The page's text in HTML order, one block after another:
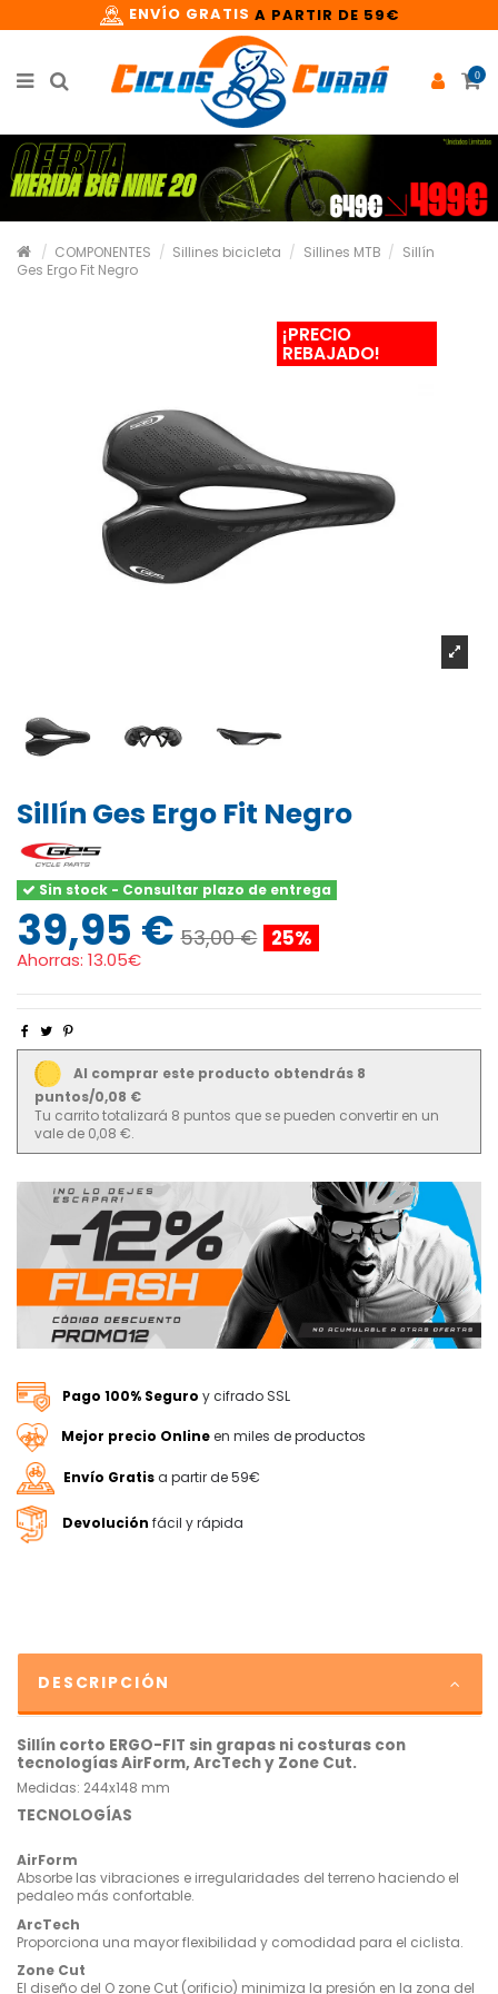
ENVÍO GRATIS A PARTIR DE 59€
0
COMPONENTES Sillines bicicleta Sillines MTB
Sillín
Ges Ergo Fit Negro
¡PRECIO
REBAJADO!
Sillín Ges Ergo Fit Negro
Sin stock - Consultar plazo de entrega
39,95 € 53,00 € 25%
Ahorras: 13.05€
Al comprar este producto obtendrás 8
puntos/0,08 €
Tu carrito totalizará 8 puntos que se pueden convertir en un
vale de 0,08 €.
Pago 100% Seguro y cifrado SSL
Mejor precio Onlineen miles de productos
Envío Gratisa partir de 59€
Devolución fácil y rápida
DESCRIPCIÓN
Sillín corto ERGO-FIT sin grapas ni costuras con
tecnologías AirForm, ArcTech y Zone Cut.
Medidas: 244x148 mm
TECNOLOGÍAS
AirForm
Absorbe las vibraciones e irregularidades del terreno haciendo el
pedaleo más confortable.
ArcTech
Proporciona una mayor flexibilidad y comodidad para el ciclista.
Zone Cut
El diseño del O zone Cut (orificio) minimiza la presión en la zona del